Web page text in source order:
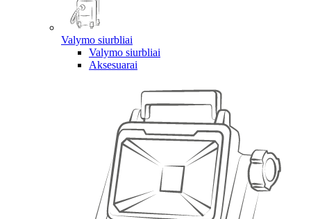
Valymo siurbliai
Valymo siurbliai
Aksesuarai